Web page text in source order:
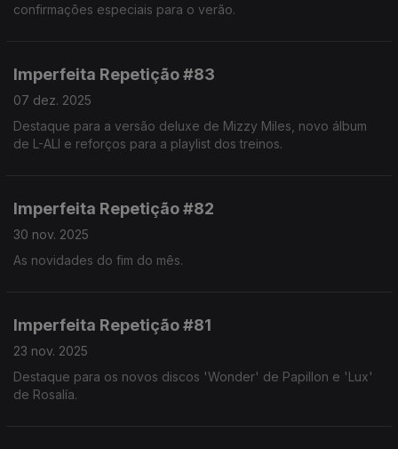
confirmações especiais para o verão.
Imperfeita Repetição #83
07 dez. 2025
Destaque para a versão deluxe de Mizzy Miles, novo álbum
de L-ALI e reforços para a playlist dos treinos.
Imperfeita Repetição #82
30 nov. 2025
As novidades do fim do mês.
Imperfeita Repetição #81
23 nov. 2025
Destaque para os novos discos 'Wonder' de Papillon e 'Lux'
de Rosalía.